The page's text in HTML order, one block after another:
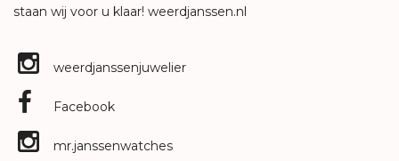
staan wij voor u klaar! weerdjanssen.nl
weerdjanssenjuwelier
Facebook
mr.janssenwatches